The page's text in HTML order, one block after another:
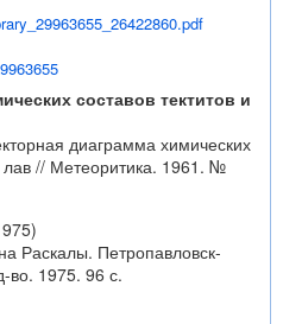
составов тектитов и
диаграмма химических
лав // Метеоритика. 1961. №
Раскалы. Петропавловск-
во. 1975. 96 с.